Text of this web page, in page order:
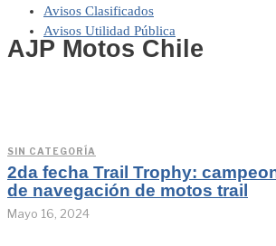
Avisos Clasificados
Avisos Utilidad Pública
AJP Motos Chile
SIN CATEGORÍA
2da fecha Trail Trophy:
de navegación de motos trail
Mayo 16, 2024